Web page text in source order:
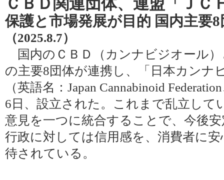
ＣＢＤ関連団体、連盟「ＪＣ
保護と市場発展が目的 国内主要
（2025.8.7）
国内のＣＢＤ（カンナビジオール
の主要8団体が連携し、「日本カンナ
（英語名：Japan Cannabinoid
6日、設立された。これまで乱立して
意見を一つに統合することで、今後
行政に対しては信用感を、消費者に
待されている。